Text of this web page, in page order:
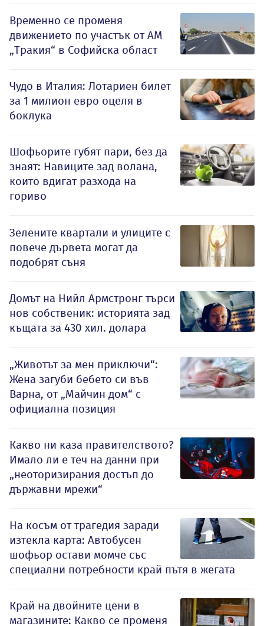
Временно се променя
движението по участък от АМ
„Тракия“ в Софийска област
Чудо в Италия: Лотариен билет
за 1 милион евро оцеля в
боклука
Шофьорите губят пари, без да
знаят: Навиците зад волана,
които вдигат разхода на
гориво
Зелените квартали и улиците с
повече дървета могат да
подобрят съня
Домът на Нийл Армстронг търси
нов собственик: историята зад
къщата за 430 хил. долара
„Животът за мен приключи“:
Жена загуби бебето си във
Варна, от „Майчин дом“ с
официална позиция
Какво ни каза правителството?
Имало ли е теч на данни при
„неоторизирания достъп до
държавни мрежи“
На косъм от трагедия заради
изтекла карта: Автобусен
шофьор остави момче със
специални потребности край пътя в жегата
Край на двойните цени в
магазините: Какво се променя